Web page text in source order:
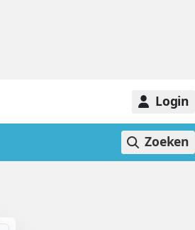
Login
Zoeken